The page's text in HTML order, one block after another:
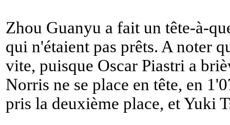
Zhou Guanyu a fait un tête-à-
qui n'étaient pas prêts. A noter
vite, puisque Oscar Piastri a
Norris ne se place en tête, en
pris la deuxième place, et Yuki